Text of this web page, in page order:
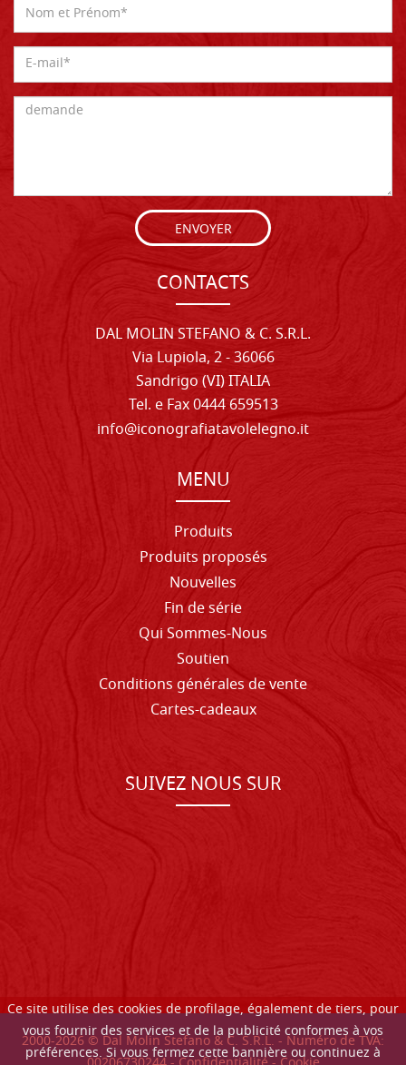
Ce site utilise des cookies de profilage, également de tiers, pour
vous fournir des services et de la publicité conformes à vos
préférences. Si vous fermez cette bannière ou continuez à
ENVOYER
CONTACTS
DAL MOLIN STEFANO & C. S.R.L.
Via Lupiola, 2 - 36066
Sandrigo (VI) ITALIA
Tel. e Fax 0444 659513
info@iconografiatavolelegno.it
MENU
Produits
Produits proposés
Nouvelles
Fin de série
Qui Sommes-Nous
Soutien
Conditions générales de vente
Cartes-cadeaux
SUIVEZ NOUS SUR
2000-2026© Dal Molin Stefano & C. S.R.L. - Numéro de TVA: